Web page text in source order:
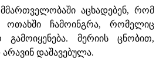
აცხადებენ, რომ
ოთახში ჩამოინგრა, რომელიც
მერიის ცნობით,
არავინ დაშავებულა.